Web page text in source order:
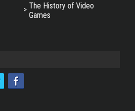
The History of Video
Games